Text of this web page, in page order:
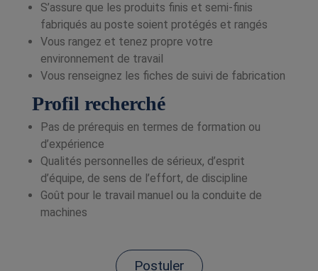
S’assure que les produits finis et semi-finis
fabriqués au poste soient protégés et rangés
Vous rangez et tenez propre votre
environnement de travail
Vous renseignez les fiches de suivi de fabrication
Profil recherché
Pas de prérequis en termes de formation ou
d’expérience
Qualités personnelles de sérieux, d’esprit
d’équipe, de sens de l’effort, de discipline
Goût pour le travail manuel ou la conduite de
machines
Postuler